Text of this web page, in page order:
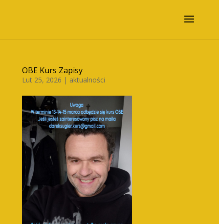
OBE Kurs Zapisy
Lut 25, 2026 | aktualności